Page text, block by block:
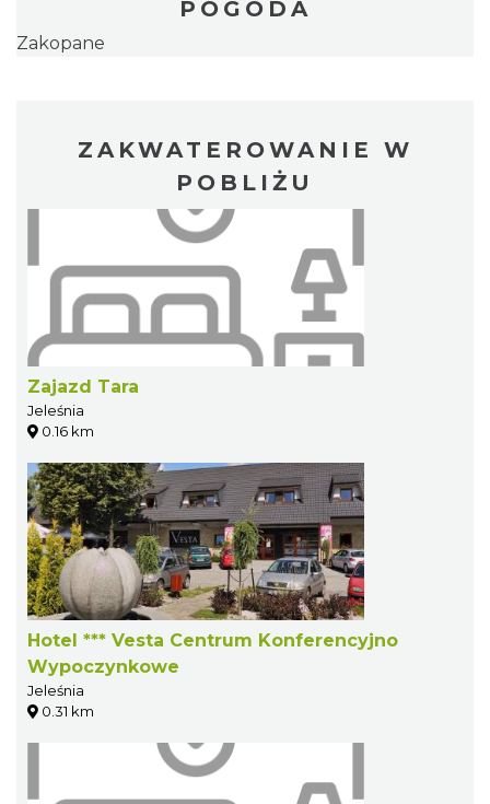
POGODA
Zakopane
ZAKWATEROWANIE W
POBLIŻU
Zajazd Tara
Jeleśnia
0.16 km
Hotel *** Vesta Centrum Konferencyjno
Wypoczynkowe
Jeleśnia
0.31 km